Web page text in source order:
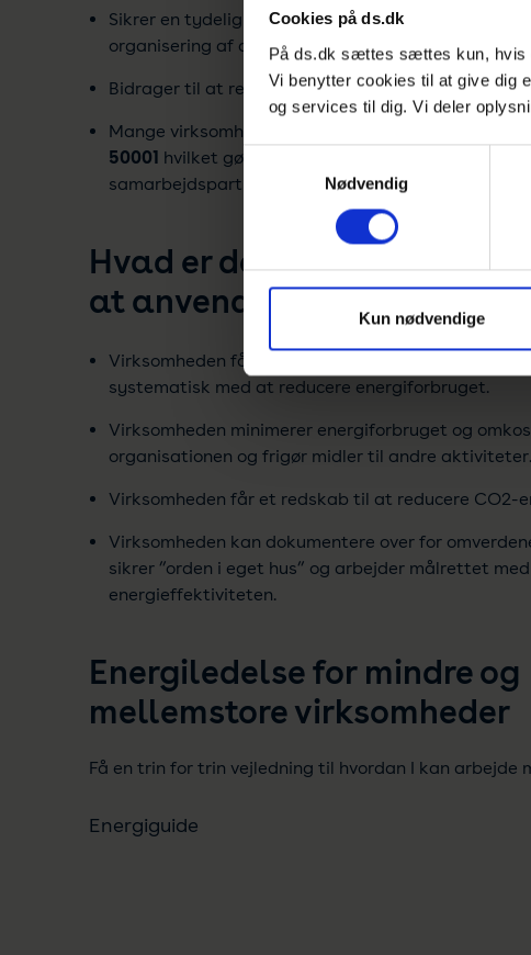
Cookies på ds.dk
På ds.dk sættes sættes kun, hvis
Vi benytter cookies til at give dig
og services til dig. Vi deler
Samtykkevalg
Nødvendig
Kun nødvendige
Sikrer en tydelig involvering og forpligtelse af
organisering af arbejdet med energiledelse.
Bidrager til at reducere CO2-emissionen.
Mange virksomheder vælger at blive certificeret i
50001 hvilket gør arbejdet med energiledelse nemt
samarbejdspartnere og kunder mfl.
Hvad er den væsentligste
at anvende ISO 50001?
Virksomheden får en internationalt anerkendt
systematisk med at reducere energiforbruget.
Virksomheden minimerer energiforbruget og
organisationen og frigør midler til andre aktiviteter.
Virksomheden får et redskab til at reducere CO2-
Virksomheden kan dokumentere over for
sikrer ”orden i eget hus” og arbejder målrettet
energieffektiviteten.
Energiledelse for mindre og
mellemstore virksomheder
Få en trin for trin vejledning til hvordan I kan arbejde
Energiguide